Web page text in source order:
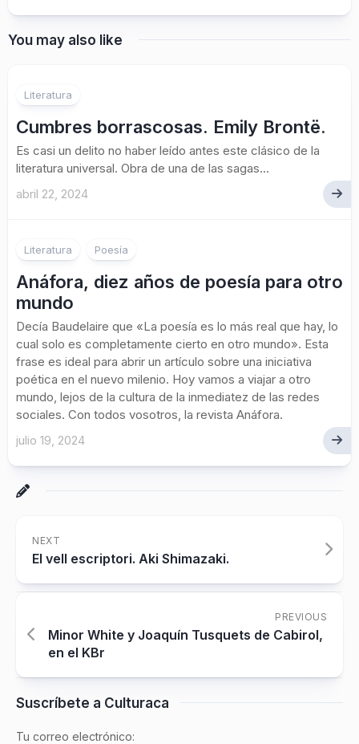
You may also like
Literatura
Cumbres borrascosas. Emily Brontë.
Es casi un delito no haber leído antes este clásico de la
literatura universal. Obra de una de las sagas...
abril 22, 2024
Literatura Poesía
Anáfora, diez años de poesía para otro
mundo
Decía Baudelaire que «La poesía es lo más real que hay, lo
cual solo es completamente cierto en otro mundo». Esta
frase es ideal para abrir un artículo sobre una iniciativa
poética en el nuevo milenio. Hoy vamos a viajar a otro
mundo, lejos de la cultura de la inmediatez de las redes
sociales. Con todos vosotros, la revista Anáfora.
julio 19, 2024
NEXT
El vell escriptori. Aki Shimazaki.
PREVIOUS
Minor White y Joaquín Tusquets de Cabirol,
en el KBr
Suscríbete a Culturaca
Tu correo electrónico: